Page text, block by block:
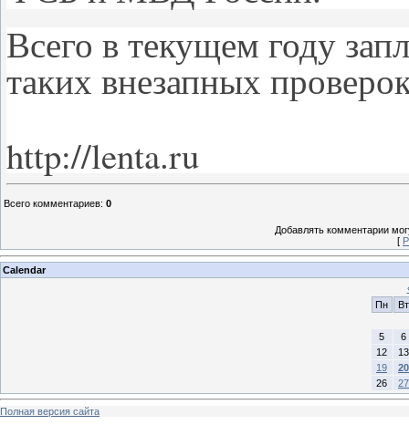
Всего в текущем году
таких внезапных
http://lenta.ru
Всего комментариев: 0
Добавлять комментарии
[
Calendar
Пн
Вт
5
6
12
13
19
20
26
27
Полная версия сайта